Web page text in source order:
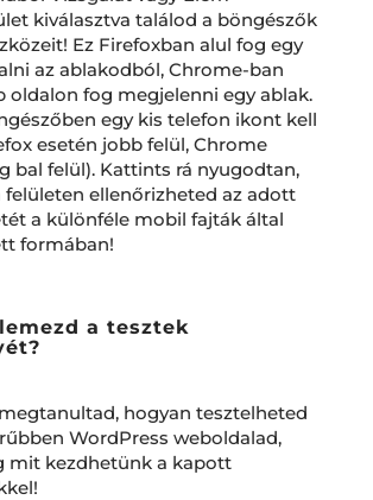
kiválasztva találod a böngészők
Ez Firefoxban alul fog egy
az ablakodból, Chrome-ban
oldalon fog megjelenni egy ablak.
egy kis telefon ikont kell
esetén jobb felül, Chrome
bal felül). Kattints rá nyugodtan,
felületen ellenőrizheted az adott
a különféle mobil fajták által
formában!
a tesztek
hogyan tesztelheted
WordPress weboldalad,
mit kezdhetünk a kapott